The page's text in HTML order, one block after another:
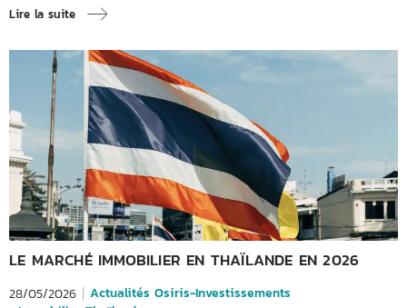
Lire la suite
LE MARCHÉ IMMOBILIER EN THAÏLANDE EN 2026
28/05/2026
Actualités Osiris-Investissements